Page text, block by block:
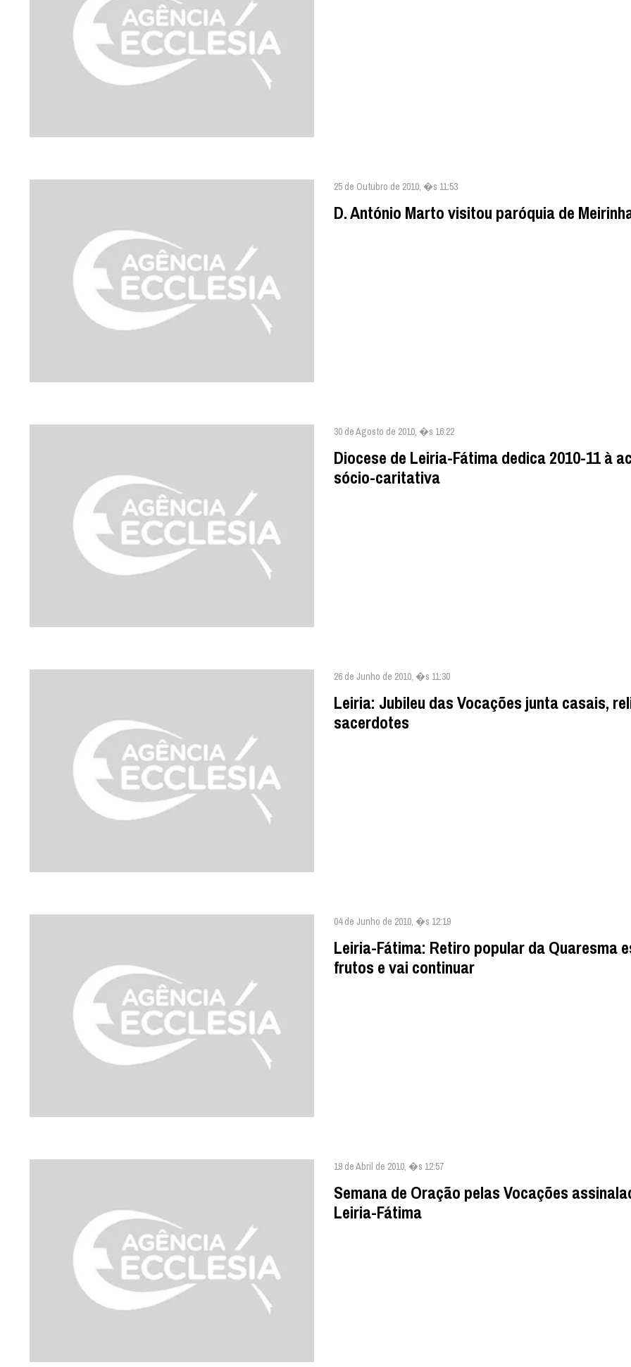
25 de Outubro de 2010, �s 11:53
D. António Marto visitou paróquia de
30 de Agosto de 2010, �s 16:22
Diocese de Leiria-Fátima dedica 2010-11 à
sócio-caritativa
26 de Junho de 2010, �s 11:30
Leiria: Jubileu das Vocações junta casais,
sacerdotes
04 de Junho de 2010, �s 12:19
Leiria-Fátima: Retiro popular da Quaresma
frutos e vai continuar
19 de Abril de 2010, �s 12:57
Semana de Oração pelas Vocações
Leiria-Fátima